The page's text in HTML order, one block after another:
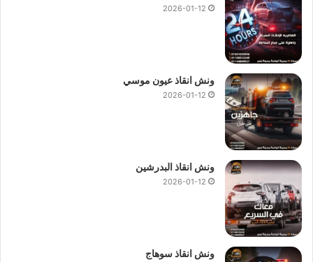
2026-01-12
ونش انقاذ عيون موسي
2026-01-12
ونش انقاذ البدرشين
2026-01-12
ونش انقاذ سوهاج